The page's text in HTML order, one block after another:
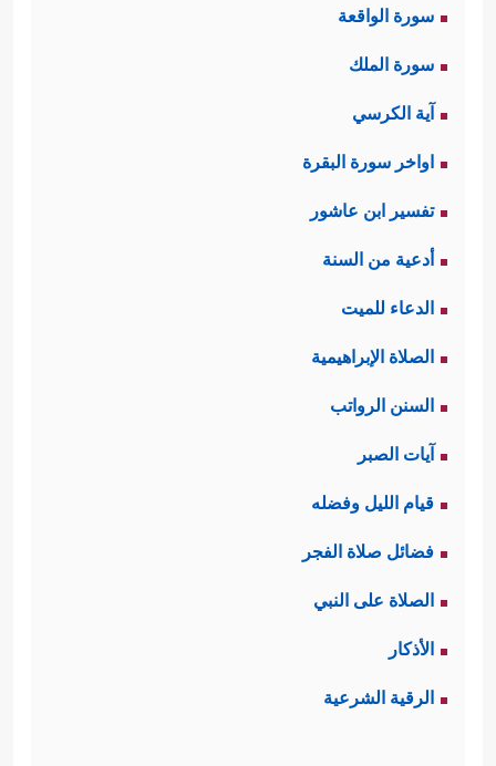
سورة الواقعة
سورة الملك
آية الكرسي
اواخر سورة البقرة
تفسير ابن عاشور
أدعية من السنة
الدعاء للميت
الصلاة الإبراهيمية
السنن الرواتب
آيات الصبر
قيام الليل وفضله
فضائل صلاة الفجر
الصلاة على النبي
الأذكار
الرقية الشرعية